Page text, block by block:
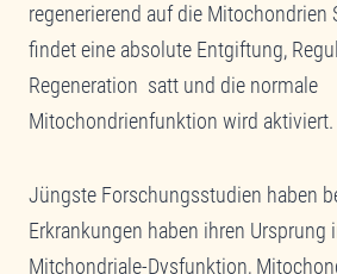
regenerierend auf die Mitochondrien
findet eine absolute Entgiftung,
Regeneration satt und die normale
Mitochondrienfunktion wird aktiviert.
Jüngste Forschungsstudien haben
Erkrankungen haben ihren Ursprung
Mitchondriale-Dysfunktion,